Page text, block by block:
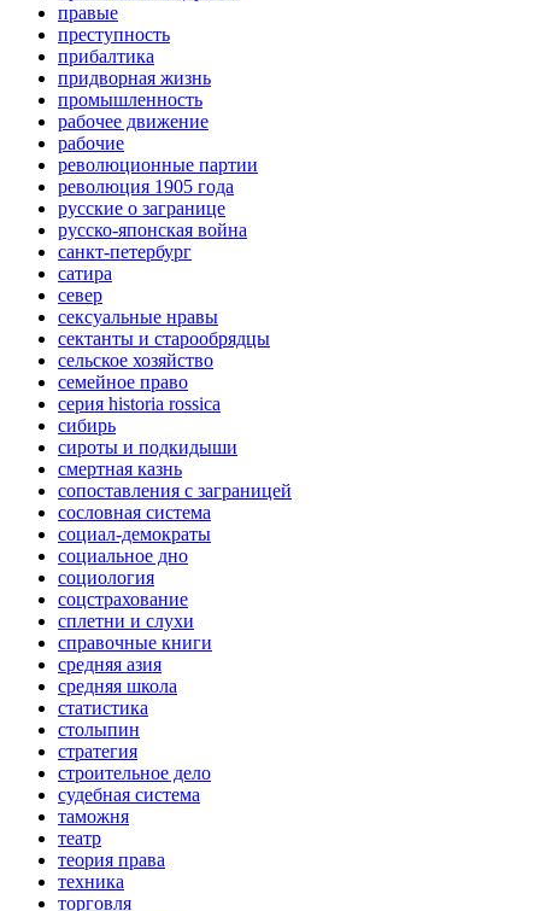
правые
преступность
прибалтика
придворная жизнь
промышленность
рабочее движение
рабочие
революционные партии
революция 1905 года
русские о загранице
русско-японская война
санкт-петербург
сатира
север
сексуальные нравы
сектанты и старообрядцы
сельское хозяйство
семейное право
серия historia rossica
сибирь
сироты и подкидыши
смертная казнь
сопоставления с заграницей
сословная система
социал-демократы
социальное дно
социология
соцстрахование
сплетни и слухи
справочные книги
средняя азия
средняя школа
статистика
столыпин
стратегия
строительное дело
судебная система
таможня
театр
теория права
техника
торговля